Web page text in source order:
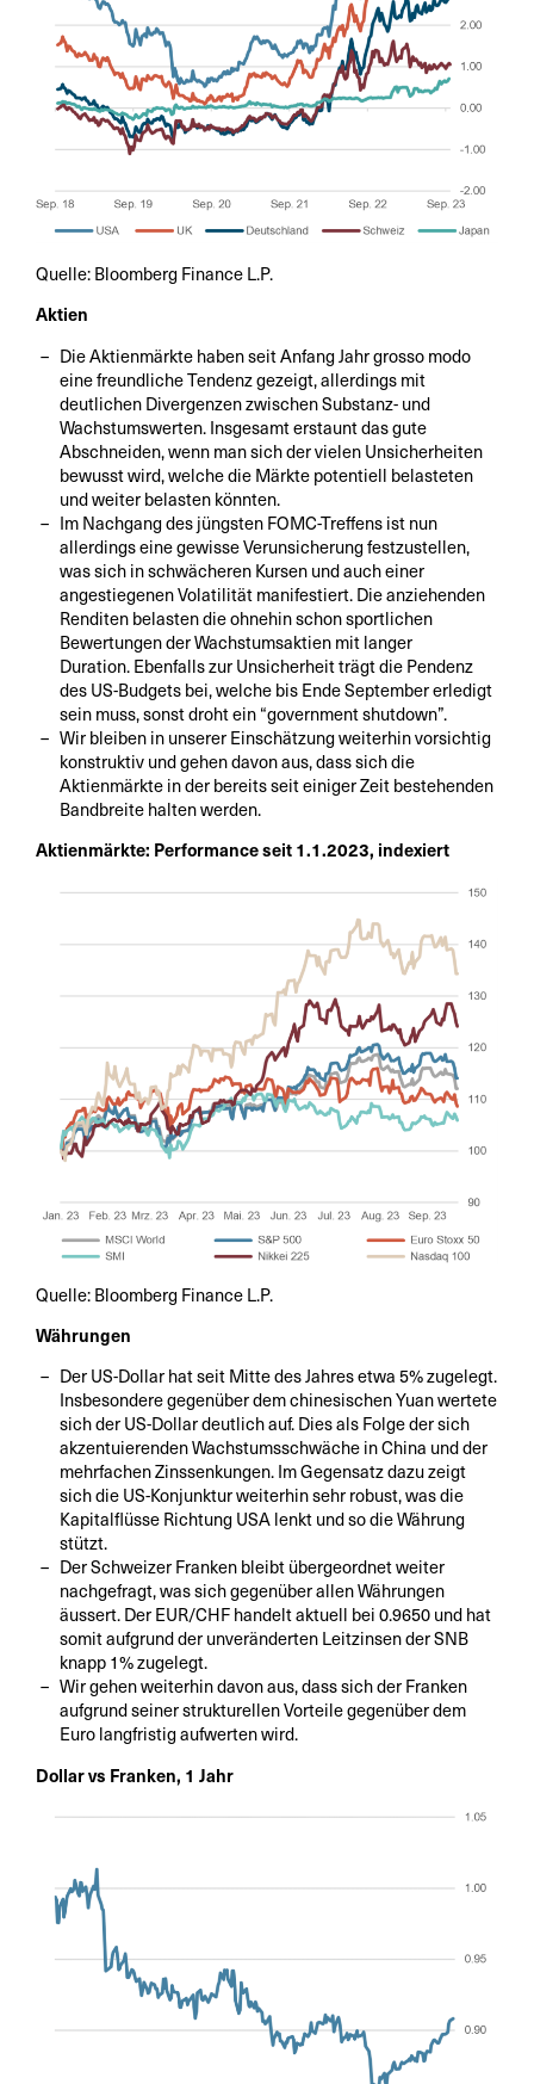
Quelle: Bloomberg Finance L.P.
Aktien
Die Aktienmärkte haben seit Anfang Jahr grosso modo
eine freundliche Tendenz gezeigt, allerdings mit
deutlichen Divergenzen zwischen Substanz- und
Wachstumswerten. Insgesamt erstaunt das gute
Abschneiden, wenn man sich der vielen Unsicherheiten
bewusst wird, welche die Märkte potentiell belasteten
und weiter belasten könnten.
Im Nachgang des jüngsten FOMC-Treffens ist nun
allerdings eine gewisse Verunsicherung festzustellen,
was sich in schwächeren Kursen und auch einer
angestiegenen Volatilität manifestiert. Die anziehenden
Renditen belasten die ohnehin schon sportlichen
Bewertungen der Wachstumsaktien mit langer
Duration. Ebenfalls zur Unsicherheit trägt die Pendenz
des US-Budgets bei, welche bis Ende September erledigt
sein muss, sonst droht ein “government shutdown”.
Wir bleiben in unserer Einschätzung weiterhin vorsichtig
konstruktiv und gehen davon aus, dass sich die
Aktienmärkte in der bereits seit einiger Zeit bestehenden
Bandbreite halten werden.
Aktienmärkte: Performance seit 1.1.2023, indexiert
Quelle: Bloomberg Finance L.P.
Währungen
Der US-Dollar hat seit Mitte des Jahres etwa 5% zugelegt.
Insbesondere gegenüber dem chinesischen Yuan wertete
sich der US-Dollar deutlich auf. Dies als Folge der sich
akzentuierenden Wachstumsschwäche in China und der
mehrfachen Zinssenkungen. Im Gegensatz dazu zeigt
sich die US-Konjunktur weiterhin sehr robust, was die
Kapitalflüsse Richtung USA lenkt und so die Währung
stützt.
Der Schweizer Franken bleibt übergeordnet weiter
nachgefragt, was sich gegenüber allen Währungen
äussert. Der EUR/CHF handelt aktuell bei 0.9650 und hat
somit aufgrund der unveränderten Leitzinsen der SNB
knapp 1% zugelegt.
Wir gehen weiterhin davon aus, dass sich der Franken
aufgrund seiner strukturellen Vorteile gegenüber dem
Euro langfristig aufwerten wird.
Dollar vs Franken, 1 Jahr